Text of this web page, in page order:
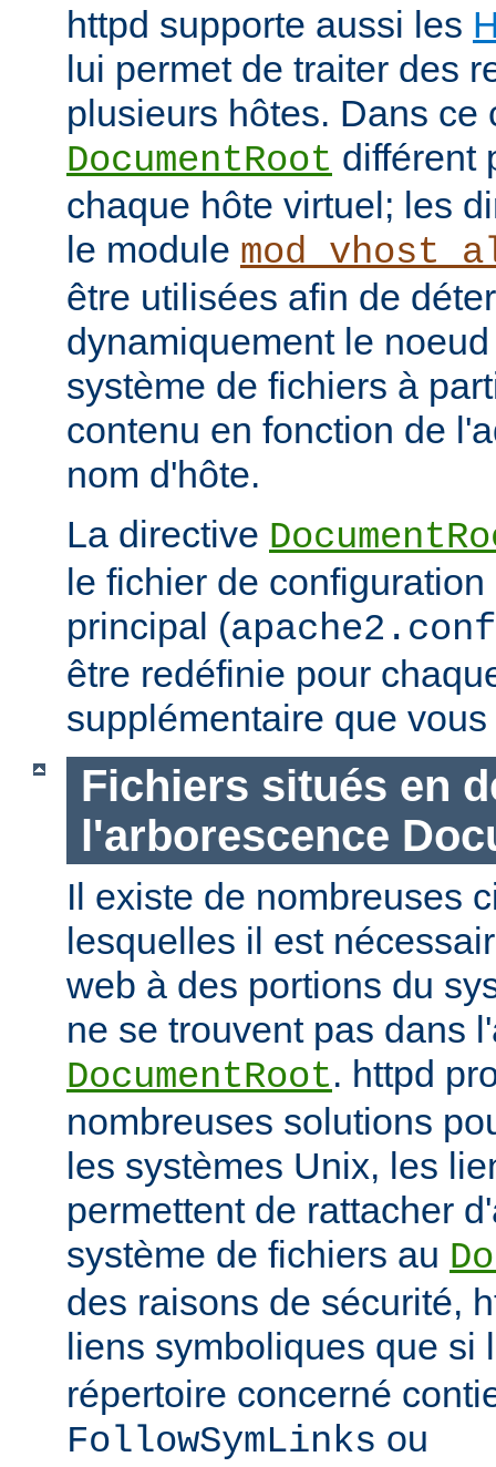
httpd supporte aussi les
lui permet de traiter des
plusieurs hôtes. Dans ce
DocumentRoot différent
chaque hôte virtuel; les
le module
être utilisées afin de
dynamiquement le
système de fichiers à
contenu en fonction de
nom d'hôte.
La directive
le fichier de
principal (apache2.conf
être redéfinie pour
supplémentaire que
Fichiers situés en
l'arborescence
Il existe de nombreuses
lesquelles il est
web à des portions du
ne se trouvent pas dans
DocumentRoot. httpd
nombreuses solutions
les systèmes Unix, les
permettent de rattacher
système de fichiers au
des raisons de sécurité,
liens symboliques que si
répertoire concerné
FollowSymLinks ou